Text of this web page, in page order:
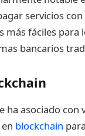
servicios
más fáciles
bancarios
ha asociado
blockchain